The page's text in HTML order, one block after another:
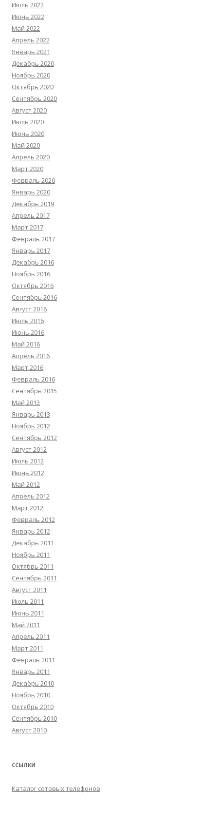
Июль 2022
Июнь 2022
Май 2022
Апрель 2022
Январь 2021
Декабрь 2020
Ноябрь 2020
Октябрь 2020
Сентябрь 2020
Август 2020
Июль 2020
Июнь 2020
Май 2020
Апрель 2020
Март 2020
Февраль 2020
Январь 2020
Декабрь 2019
Апрель 2017
Март 2017
Февраль 2017
Январь 2017
Декабрь 2016
Ноябрь 2016
Октябрь 2016
Сентябрь 2016
Август 2016
Июль 2016
Июнь 2016
Май 2016
Апрель 2016
Март 2016
Февраль 2016
Сентябрь 2015
Май 2013
Январь 2013
Ноябрь 2012
Сентябрь 2012
Август 2012
Июль 2012
Июнь 2012
Май 2012
Апрель 2012
Март 2012
Февраль 2012
Январь 2012
Декабрь 2011
Ноябрь 2011
Октябрь 2011
Сентябрь 2011
Август 2011
Июль 2011
Июнь 2011
Май 2011
Апрель 2011
Март 2011
Февраль 2011
Январь 2011
Декабрь 2010
Ноябрь 2010
Октябрь 2010
Сентябрь 2010
Август 2010
ССЫЛКИ
Каталог сотовых телефонов